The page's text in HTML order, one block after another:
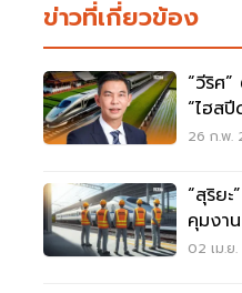
ข่าวที่เกี่ยวข้อง
“วีริศ
“ไฮส
26 ก.พ.
“สุริย
คุมงา
02 เม.ย